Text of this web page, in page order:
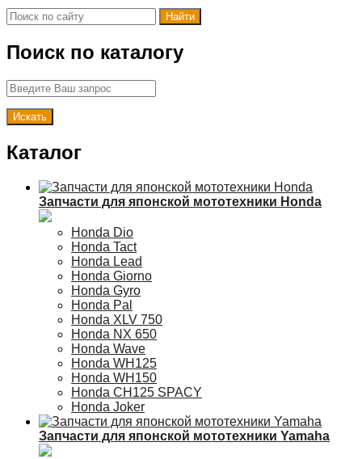
Поиск по каталогу
Каталог
Запчасти для японской мототехники Honda
Honda Dio
Honda Tact
Honda Lead
Honda Giorno
Honda Gyro
Honda Pal
Honda XLV 750
Honda NX 650
Honda Wave
Honda WH125
Honda WH150
Honda CH125 SPACY
Honda Joker
Запчасти для японской мототехники Yamaha